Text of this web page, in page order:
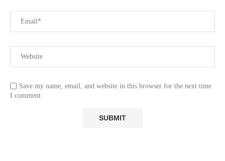
Save my name, email, and website in this browser for the next time
I comment.